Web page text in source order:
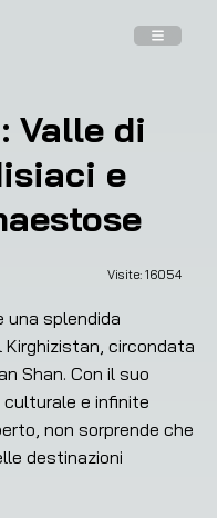
Valle di
e
Visite: 16054
una splendida
circondata
Shan. Con il suo
culturale e infinite
non sorprende che
destinazioni